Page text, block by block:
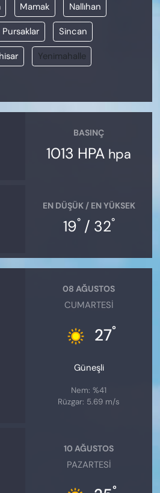
Mamak Nallıhan
Pursaklar Sincan
Yenimahalle
BASINÇ
1013 HPA hpa
EN DÜŞÜK / EN YÜKSEK
19°/ 32°
08 AĞUSTOS
CUMARTESI
27°
Güneşli
Nem: %41
Rüzgar: 5.69 m/s
10 AĞUSTOS
PAZARTESI
°